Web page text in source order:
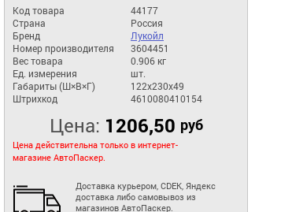
Код товара
44177
Страна
Россия
Бренд
Лукойл
Номер производителя
3604451
Вес товара
0.906 кг
Ед. измерения
шт.
Габариты (Ш×В×Г)
122x230x49
Штрихкод
4610080410154
Цена: 1206,50 руб
Цена действительна только в интернет-
магазине АвтоПаскер.
Доставка курьером, CDEK, Яндекс
доставка либо самовывоз из
магазинов АвтоПаскер.